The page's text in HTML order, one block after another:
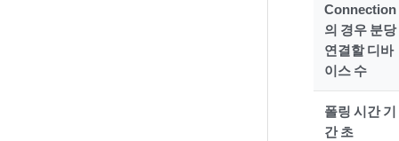
Connection
의 경우 분당
연결할 디바
이스 수
폴링 시간 기
간 초